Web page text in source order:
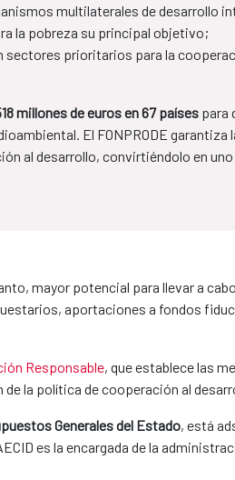
multilaterales de desarrollo
la pobreza su principal objetivo;
sectores prioritarios para la
millones de euros en 67 países para
El FONPRODE garantiza
al desarrollo, convirtiéndolo en
mayor potencial para llevar a
aportaciones a fondos
Responsable, que establece las
la política de cooperación al
Generales del Estado, está
es la encargada de la